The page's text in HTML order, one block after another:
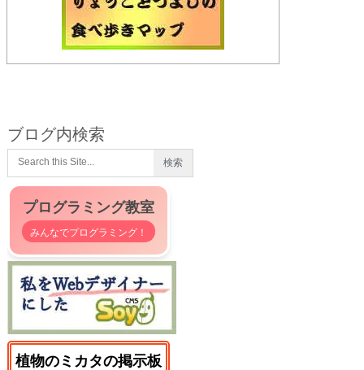
ブログ内検索
プログラミング教室
みんなでプログラミング！
植物のミカタの掲示板